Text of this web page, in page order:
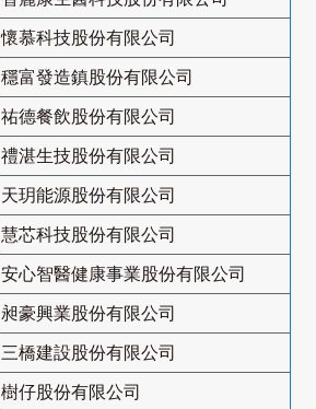
懷慕科技股份有限公司
穩富發造鎮股份有限公司
祐德餐飲股份有限公司
禮湛生技股份有限公司
天玥能源股份有限公司
慧芯科技股份有限公司
安心智醫健康事業股份有限公司
昶豪興業股份有限公司
三橋建設股份有限公司
樹仔股份有限公司